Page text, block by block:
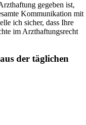
gegeben ist,
Kommunikation mit
ich sicher, dass Ihre
im Arzthaftungsrecht
der täglichen